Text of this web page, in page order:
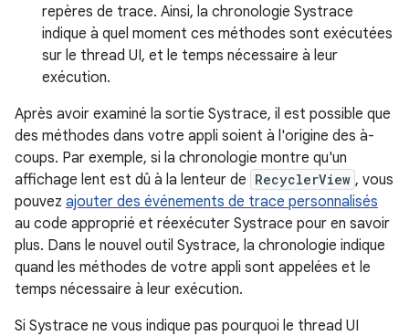
repères de trace. Ainsi, la chronologie Systrace
indique à quel moment ces méthodes sont exécutées
sur le thread UI, et le temps nécessaire à leur
exécution.
Après avoir examiné la sortie Systrace, il est possible que
des méthodes dans votre appli soient à l'origine des à-
coups. Par exemple, si la chronologie montre qu'un
affichage lent est dû à la lenteur de RecyclerView , vous
pouvez ajouter des événements de trace personnalisés
au code approprié et réexécuter Systrace pour en savoir
plus. Dans le nouvel outil Systrace, la chronologie indique
quand les méthodes de votre appli sont appelées et le
temps nécessaire à leur exécution.
Si Systrace ne vous indique pas pourquoi le thread UI